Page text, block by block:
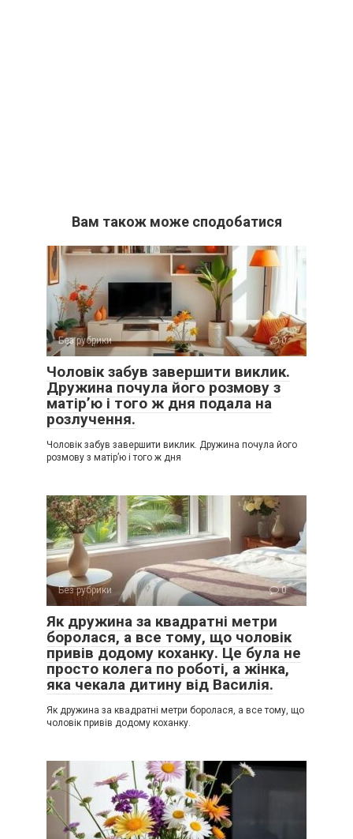
Вам також може сподобатися
Без рубрики 0
Чоловік забув завершити виклик.
Дружина почула його розмову з
матір’ю і того ж дня подала на
розлучення.
Чоловік забув завершити виклик. Дружина почула його
розмову з матір’ю і того ж дня
Без рубрики 0
Як дружина за квадратні метри
боролася, а все тому, що чоловік
привів додому коханку. Це була не
просто колега по роботі, а жінка,
яка чекала дитину від Василія.
Як дружина за квадратні метри боролася, а все тому, що
чоловік привів додому коханку.